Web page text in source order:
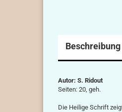
Beschreibung
Autor: S. Ridout
Seiten: 20, geh.
Die Heilige Schrift